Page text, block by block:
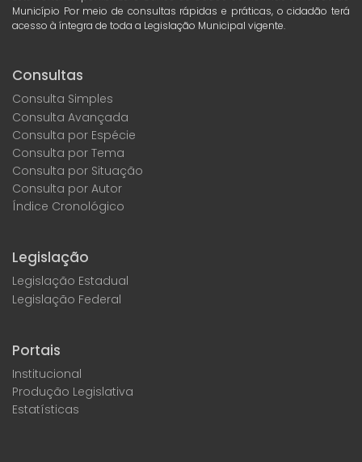
Município Por meio de consultas rápidas e práticas, o cidadão terá
acesso à íntegra de toda a Legislação Municipal vigente.
Consultas
Consulta Simples
Consulta Avançada
Consulta por Espécie
Consulta por Tema
Consulta por Situação
Consulta por Autor
Índice Cronológico
Legislação
Legislação Estadual
Legislação Federal
Portais
Institucional
Produção Legislativa
Estatísticas